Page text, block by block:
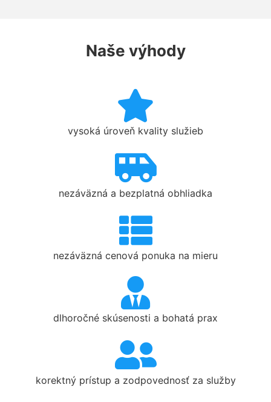
Naše výhody
vysoká úroveň kvality služieb
nezáväzná a bezplatná obhliadka
nezáväzná cenová ponuka na mieru
dlhoročné skúsenosti a bohatá prax
korektný prístup a zodpovednosť za služby